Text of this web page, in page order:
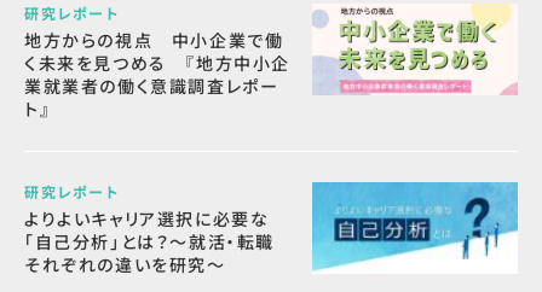
研究レポート
地方からの視点 中小企業で働
く未来を見つめる 『地方中小企
業就業者の働く意識調査レポー
ト』
研究レポート
よりよいキャリア選択に必要な
「自己分析」とは？～就活・転職
それぞれの違いを研究～